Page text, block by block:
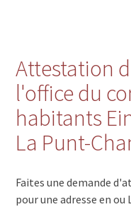
Attestation
l'office du
habitants
La Punt-
Faites une demande
pour une adresse en